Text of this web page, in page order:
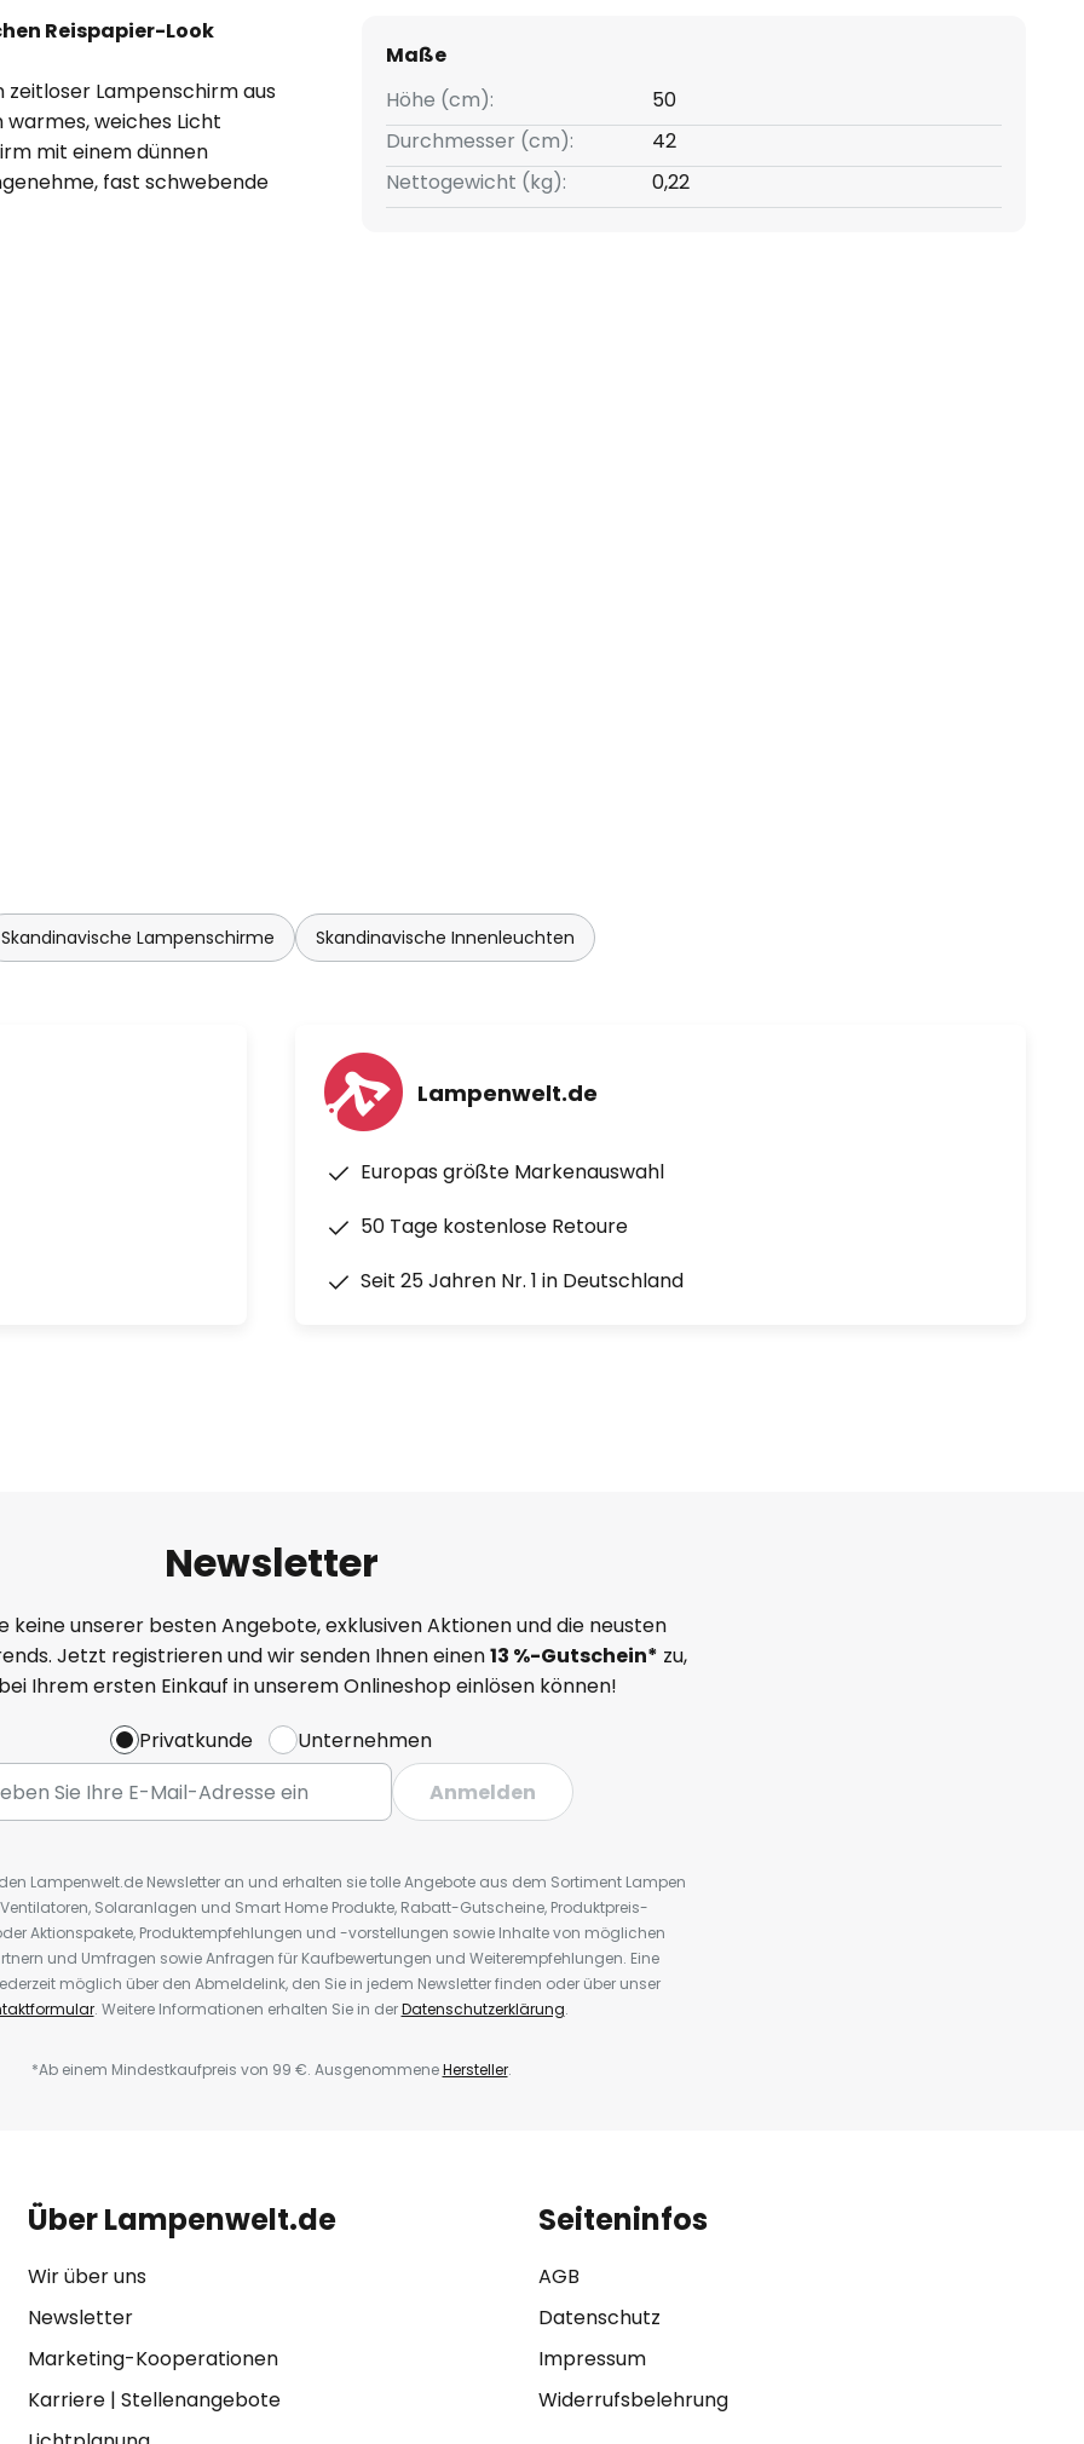
Reispapier-Look
Lampenschirm aus
weiches Licht
mit einem dünnen
fast schwebende
Maße
Höhe (cm):
50
Durchmesser (cm):
42
Nettogewicht (kg):
0,22
Skandinavische Lampenschirme Skandinavische Innenleuchten
Lampenwelt.de
Europas größte Markenauswahl
50 Tage kostenlose Retoure
Seit 25 Jahren Nr. 1 in Deutschland
Newsletter
keine unserer besten Angebote, exklusiven Aktionen und die neusten
Jetzt registrieren und wir senden Ihnen einen13 %-Gutschein* zu,
Ihrem ersten Einkauf in unserem Onlineshop einlösen können!
Privatkunde
Unternehmen
Anmelden
Lampenwelt.de Newsletter an und erhalten sie tolle Angebote aus dem Sortiment Lampen
Solaranlagen und Smart Home Produkte, Rabatt-Gutscheine, Produktpreis-
Aktionspakete, Produktempfehlungen und -vorstellungen sowie Inhalte von möglichen
und Umfragen sowie Anfragen für Kaufbewertungen und Weiterempfehlungen. Eine
möglich über den Abmeldelink, den Sie in jedem Newsletter finden oder über unser
. Weitere Informationen erhalten Sie in derDatenschutzerklärung.
*Ab einem Mindestkaufpreis von 99 €. AusgenommeneHersteller.
Über Lampenwelt.de
Wir über uns
Newsletter
Marketing-Kooperationen
Karriere| Stellenangebote
Seiteninfos
AGB
Datenschutz
Impressum
Widerrufsbelehrung